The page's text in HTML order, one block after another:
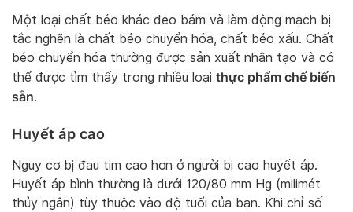
Một loại chất béo khác đeo bám và làm động mạch bị
tắc nghẽn là chất béo chuyển hóa, chất béo xấu. Chất
béo chuyển hóa thường được sản xuất nhân tạo và có
thể được tìm thấy trong nhiều loại thực phẩm chế biến
sẵn.
Huyết áp cao
Nguy cơ bị đau tim cao hơn ở người bị cao huyết áp.
Huyết áp bình thường là dưới 120/80 mm Hg (milimét
thủy ngân) tùy thuộc vào độ tuổi của bạn. Khi chỉ số